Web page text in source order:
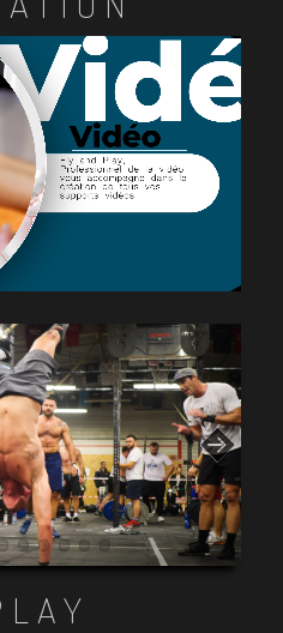
3 4
Item 5
Item 6
Item 7
Item 8
Item 9
Item 10